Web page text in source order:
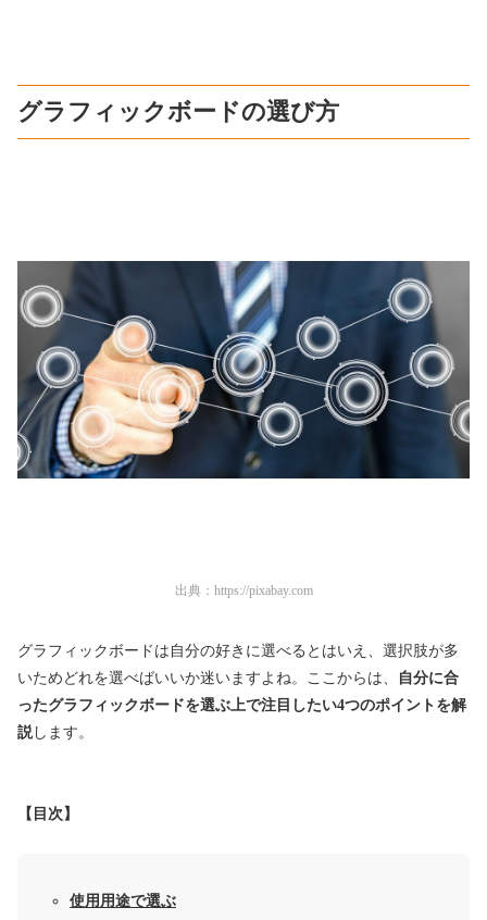
グラフィックボードの選び方
出典： https://pixabay.com
グラフィックボードは自分の好きに選べるとはいえ、選択肢が多
いためどれを選べばいいか迷いますよね。ここからは、
自分に合
ったグラフィックボードを選ぶ上で注目したい4つのポイントを解
説 します。
【目次】
使用用途で選ぶ